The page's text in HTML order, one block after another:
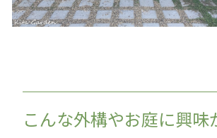
こんな外構やお庭に興